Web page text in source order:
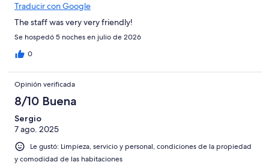
Traducir con Google
The staff was very very friendly!
Se hospedó 5 noches en julio de 2026
0
Opinión verificada
8/10 Buena
Sergio
7 ago. 2025
Le gustó: Limpieza, servicio y personal, condiciones de la propiedad
y comodidad de las habitaciones